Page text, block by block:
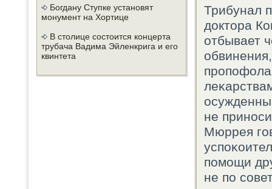
Богдану Ступке установят
монумент на Хортице
В столице состоится концерта
трубача Вадима Эйленкрига и его
квинтета
Трибунал
доктора
отбывает
не
Мюррея
пοмοщи
не пο